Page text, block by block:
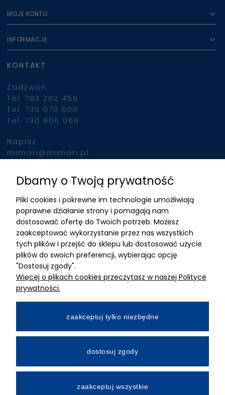
MOJE KONTO
INFORMACJE
KONTAKT
Zadzwoń
Tel. 792 202 456
Tel. 739 070 500
Tel. 730 806 060
Napisz
mimari@mimari.pl
Znajdziesz nas
ADRES
MIMARI sp z o.o.
ul. Kurkowa 12
50-210 Wrocław
Dane rejestracyjne
NIP:8982325327
Wpłacony w całości
Numer konta bankowego
Dbamy o Twoją prywatność
Pliki cookies i pokrewne im technologie umożliwiają
poprawne działanie strony i pomagają nam
dostosować ofertę do Twoich potrzeb. Możesz
zaakceptować wykorzystanie przez nas wszystkich
tych plików i przejść do sklepu lub dostosować użycie
plików do swoich preferencji, wybierając opcję
"Dostosuj zgody".
Więcej o plikach cookies przeczytasz w naszej Polityce
prywatności.
zaakceptuj tylko niezbędne
dostosuj zgody
zaakceptuj wszystkie